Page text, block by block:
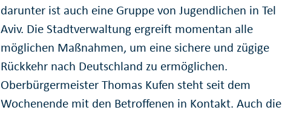
darunter ist auch eine Gruppe von Jugendlichen in Tel
Aviv. Die Stadtverwaltung ergreift momentan alle
möglichen Maßnahmen, um eine sichere und zügige
Rückkehr nach Deutschland zu ermöglichen.
Oberbürgermeister Thomas Kufen steht seit dem
Wochenende mit den Betroffenen in Kontakt. Auch die